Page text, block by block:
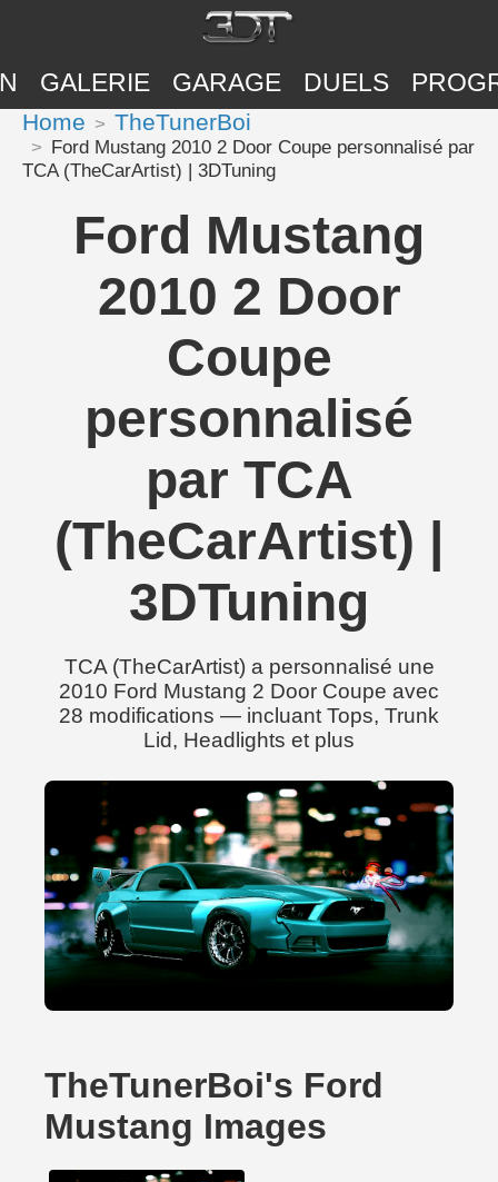
GALERIE GARAGE DUELS
Home TheTunerBoi
Ford Mustang 2010 2 Door Coupe personnalisé par
TCA (TheCarArtist) | 3DTuning
Ford Mustang
2010 2 Door
Coupe
personnalisé
par TCA
(TheCarArtist) |
3DTuning
TCA (TheCarArtist) a personnalisé une
2010 Ford Mustang 2 Door Coupe avec
28 modifications — incluant Tops, Trunk
Lid, Headlights et plus
TheTunerBoi's Ford
Mustang Images